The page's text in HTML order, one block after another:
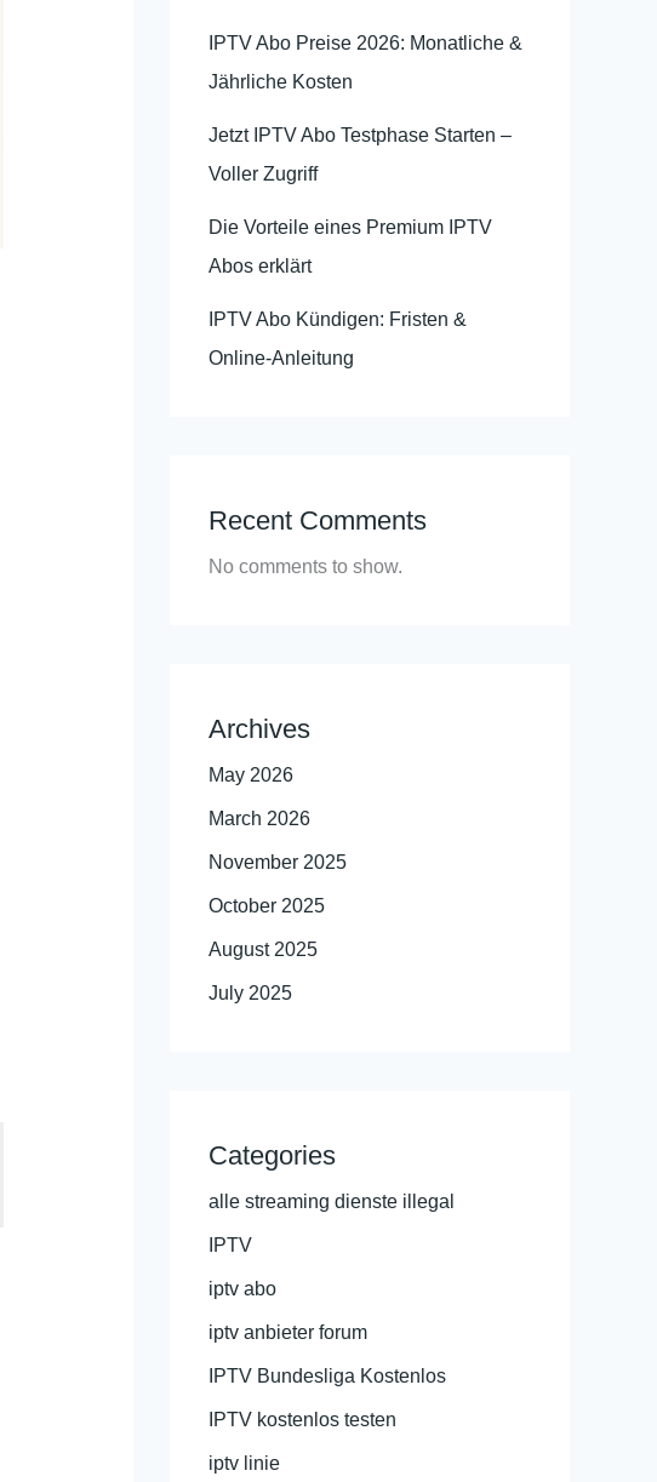
IPTV Abo Preise 2026: Monatliche &
Jährliche Kosten
Jetzt IPTV Abo Testphase Starten –
Voller Zugriff
Die Vorteile eines Premium IPTV
Abos erklärt
IPTV Abo Kündigen: Fristen &
Online-Anleitung
Recent Comments
No comments to show.
Archives
May 2026
March 2026
November 2025
October 2025
August 2025
July 2025
Categories
alle streaming dienste illegal
IPTV
iptv abo
iptv anbieter forum
IPTV Bundesliga Kostenlos
IPTV kostenlos testen
iptv linie